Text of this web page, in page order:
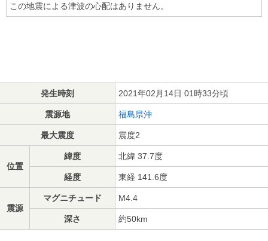
この地震による津波の心配はありません。
発生時刻 2021年02月14日 01時33分頃
震源地 福島県沖
最大震度 震度2
位置
緯度 北緯 37.7度
経度 東経 141.6度
震源
マグニチュード M4.4
深さ 約50km